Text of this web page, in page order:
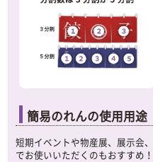
簡易のれんの使用用途
短期イベントや物産展、展示会
でお使いいただくのもおすすめ！